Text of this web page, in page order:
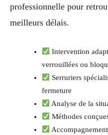
professionnelle pour
meilleurs délais.
Intervention
verrouillées ou
Serruriers
fermeture
Analyse de la
Méthodes